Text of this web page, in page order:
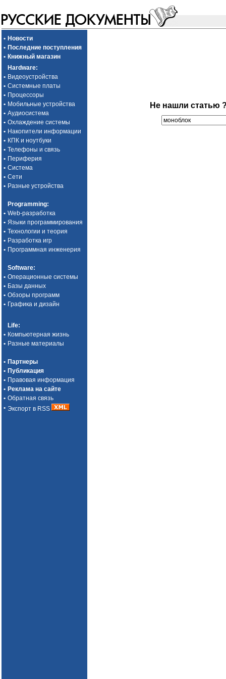
• Новости
• Последние поступления
• Книжный магазин
Hardware:
• Видеоустройства
• Системные платы
• Процессоры
• Мобильные устройства
• Аудиосистема
• Охлаждение системы
• Накопители информации
• КПК и ноутбуки
• Телефоны и связь
• Периферия
• Система
• Сети
• Разные устройства
Programming:
• Web-разработка
• Языки программирования
• Технологии и теория
• Разработка игр
• Программная инженерия
Software:
• Операционные системы
• Базы данных
• Обзоры программ
• Графика и дизайн
Life:
• Компьютерная жизнь
• Разные материалы
• Партнеры
• Публикация
• Правовая информация
• Реклама на сайте
• Обратная связь
• Экспорт в RSS
Не нашли статью